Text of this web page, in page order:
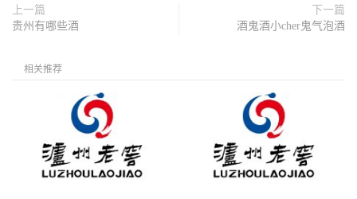
上一篇
贵州有哪些酒
下一篇
酒鬼酒小cher鬼气泡酒
相关推荐